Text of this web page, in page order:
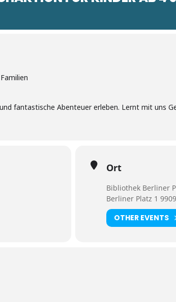
fantastische Abenteuer erleben. Lernt mit uns
Ort
Bibliothek Berliner
Berliner Platz 1
OTHER EVENTS